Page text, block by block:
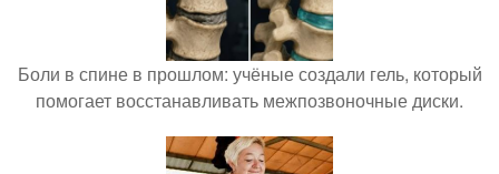
Боли в спине в прошлом: учёные создали гель, который
помогает восстанавливать межпозвоночные диски.